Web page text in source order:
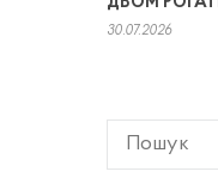
30.07.2026